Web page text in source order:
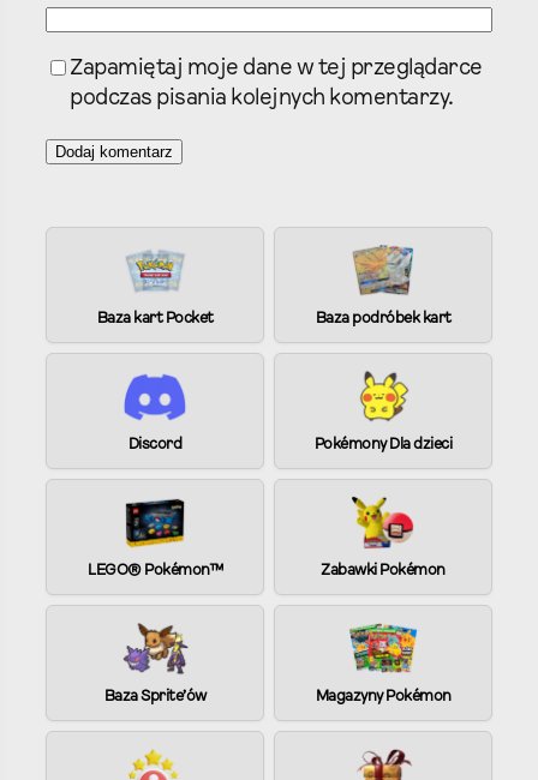
Zapamiętaj moje dane w tej przeglądarce
podczas pisania kolejnych komentarzy.
l
n
v
Baza kart Pocket Baza podróbek kart
Discord Pokémony Dla dzieci
LEGO® Pokémon™ Zabawki Pokémon
Baza Sprite’ów Magazyny Pokémon